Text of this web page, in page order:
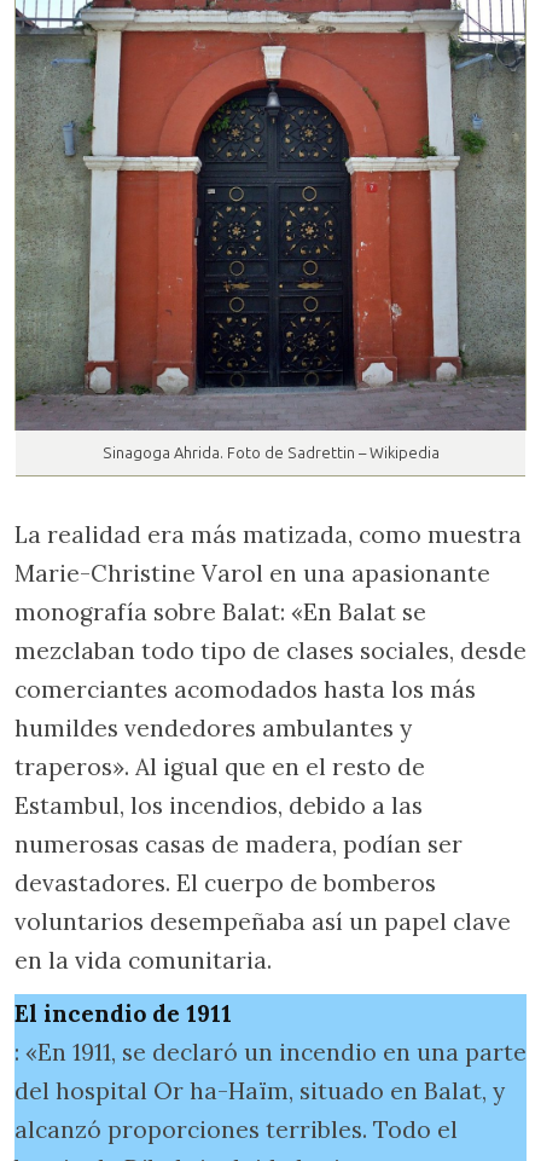
Sinagoga Ahrida. Foto de Sadrettin – Wikipedia
La realidad era más matizada, como muestra
Marie-Christine Varol en una apasionante
monografía sobre Balat: «En Balat se
mezclaban todo tipo de clases sociales, desde
comerciantes acomodados hasta los más
humildes vendedores ambulantes y
traperos». Al igual que en el resto de
Estambul, los incendios, debido a las
numerosas casas de madera, podían ser
devastadores. El cuerpo de bomberos
voluntarios desempeñaba así un papel clave
en la vida comunitaria.
El incendio de 1911
: «En 1911, se declaró un incendio en una parte
del hospital Or ha-Haïm, situado en Balat, y
alcanzó proporciones terribles. Todo el